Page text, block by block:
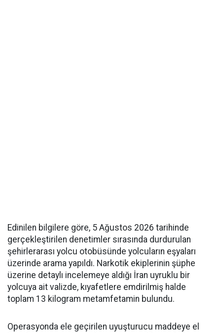
Edinilen bilgilere göre, 5 Ağustos 2026 tarihinde
gerçekleştirilen denetimler sırasında durdurulan
şehirlerarası yolcu otobüsünde yolcuların eşyaları
üzerinde arama yapıldı. Narkotik ekiplerinin şüphe
üzerine detaylı incelemeye aldığı İran uyruklu bir
yolcuya ait valizde, kıyafetlere emdirilmiş halde
toplam 13 kilogram metamfetamin bulundu.
Operasyonda ele geçirilen uyuşturucu maddeye el